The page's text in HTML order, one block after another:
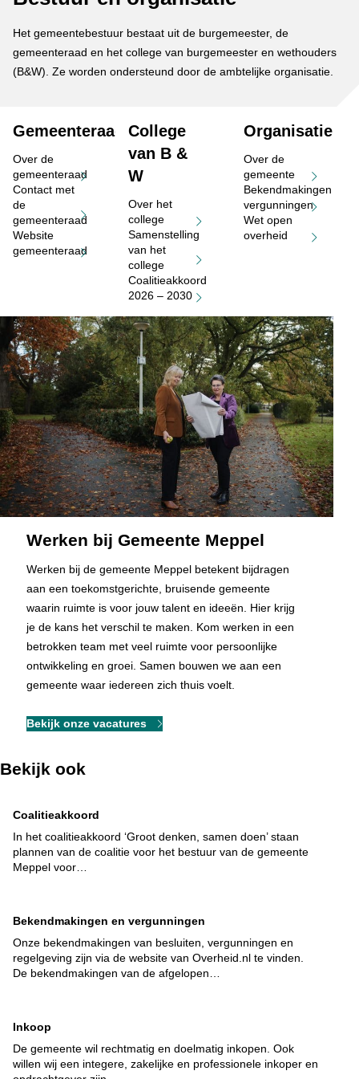
Het gemeentebestuur bestaat uit de burgemeester, de
gemeenteraad en het college van burgemeester en wethouders
(B&W). Ze worden ondersteund door de ambtelijke organisatie.
Gemeenteraad
Over de
gemeenteraad
Contact met
de
gemeenteraad
Website
gemeenteraad (opent in nieuw tabblad)
College
van B &
W
Over het
college
Samenstelling
van het
college
Coalitieakkoord
2026 – 2030
Organisatie
Over de
gemeente
Bekendmakingen
vergunningen
Wet open
overheid
Werken bij Gemeente Meppel
Werken bij de gemeente Meppel betekent bijdragen
aan een toekomstgerichte, bruisende gemeente
waarin ruimte is voor jouw talent en ideeën. Hier krijg
je de kans het verschil te maken. Kom werken in een
betrokken team met veel ruimte voor persoonlijke
ontwikkeling en groei. Samen bouwen we aan een
gemeente waar iedereen zich thuis voelt.
Bekijk onze vacatures
Bekijk ook
Coalitieakkoord
In het coalitieakkoord ‘Groot denken, samen doen’ staan
plannen van de coalitie voor het bestuur van de gemeente
Meppel voor…
Bekendmakingen en vergunningen
Onze bekendmakingen van besluiten, vergunningen en
regelgeving zijn via de website van Overheid.nl te vinden.
De bekendmakingen van de afgelopen…
Inkoop
De gemeente wil rechtmatig en doelmatig inkopen. Ook
willen wij een integere, zakelijke en professionele inkoper en